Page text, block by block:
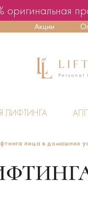
оригинальная
Акции
ЛИФТИНГА
лица в домашних